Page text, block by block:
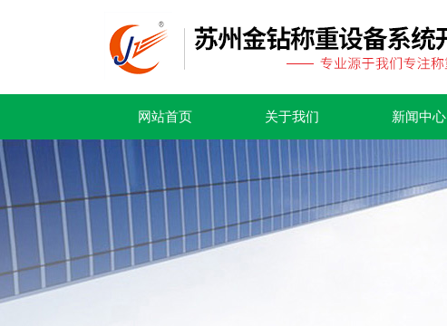
网站首页 关于我们 新闻中心